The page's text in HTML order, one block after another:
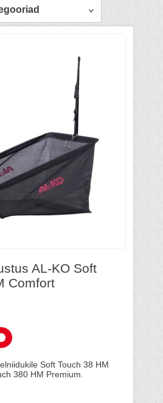
AL-KO Soft
Comfort
Soft Touch 38 HM
380 HM Premium.